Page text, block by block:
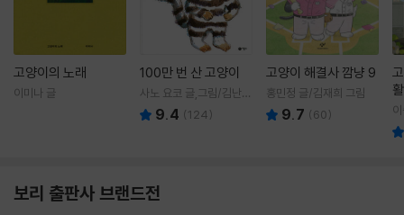
고양이의 노래
이미나 글
100만 번 산 고양이
사노 요코 글,그림/김난주
역 9.4 (124)
고양이 해결사 깜냥 9
홍민정 글/김재희 그림
9.7 (60)
보리 출판사 브랜드전